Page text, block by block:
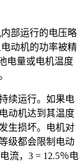
部运行的电压略
动机的功率被精
电量或电机温度
续运行。如果电
动机达到其温度
生损坏。电机对
级都会限制电动
流，3 = 12.5％电